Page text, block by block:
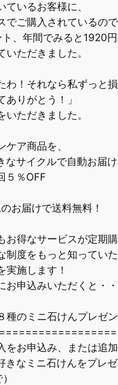
いるお客様に、
でご購入されているの
、年間でみると1920
ただきました。
わ！それなら私ずっと
りがとう！」
ただきました。
ア商品を、
サイクルで自動お届け
％OFF
届けで送料無料！
得なサービスが定期購
度をもっと知っていた
施します！
申込みいただくと・・
のミニ石けんプレゼン
お申込み、または追加
なミニ石けんをプレゼ